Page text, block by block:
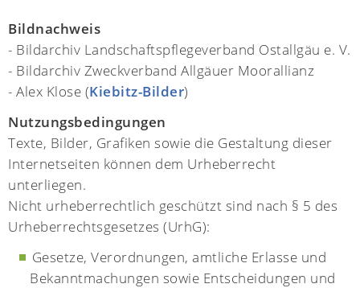
Bildnachweis
- Bildarchiv Landschaftspflegeverband Ostallgäu e. V.
- Bildarchiv Zweckverband Allgäuer Moorallianz
- Alex Klose (Kiebitz-Bilder)
Nutzungsbedingungen
Texte, Bilder, Grafiken sowie die Gestaltung dieser
Internetseiten können dem Urheberrecht
unterliegen.
Nicht urheberrechtlich geschützt sind nach § 5 des
Urheberrechtsgesetzes (UrhG):
Gesetze, Verordnungen, amtliche Erlasse und
Bekanntmachungen sowie Entscheidungen und